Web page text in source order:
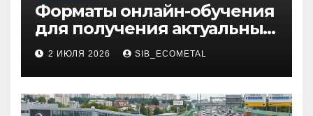
Форматы онлайн-обучения
для получения актуальных
профессий
2 ИЮЛЯ 2026 SIB_ECOMETAL